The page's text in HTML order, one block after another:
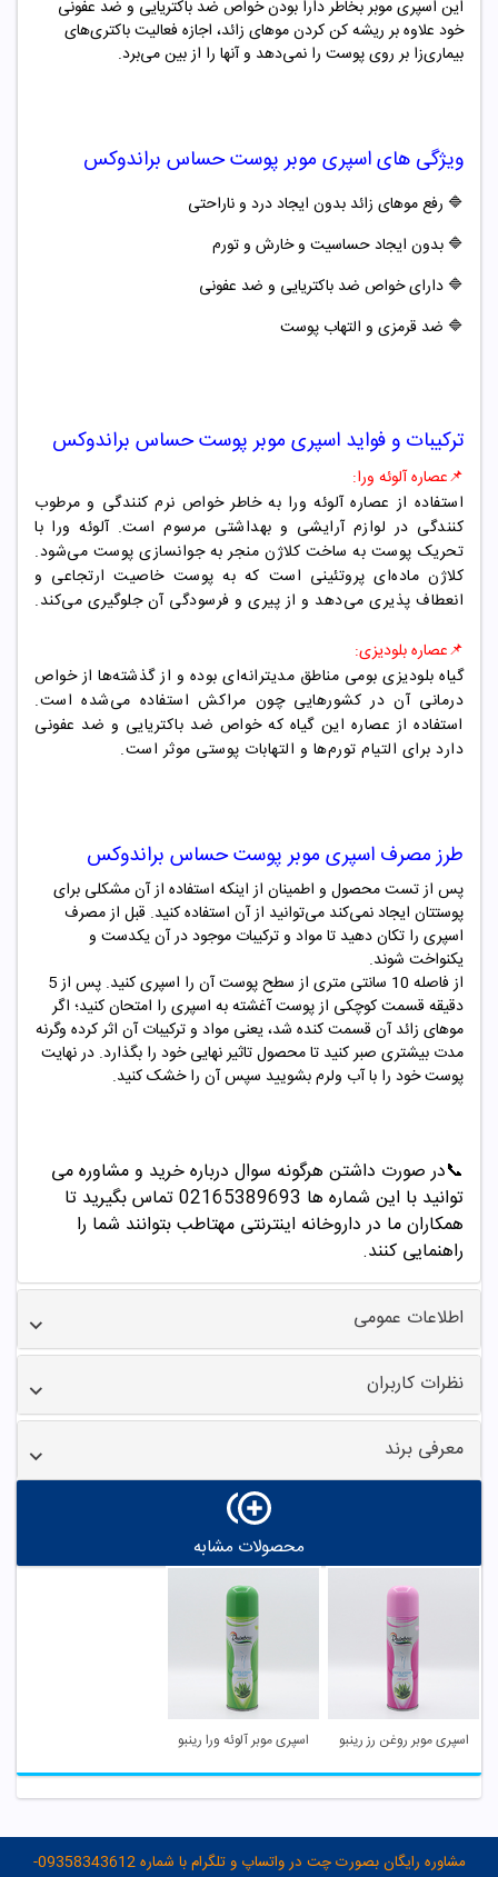
این اسپری موبر بخاطر دارا بودن خواص ضد باکتریایی و ضد عفونی
خود علاوه بر ریشه کن کردن موهای زائد، اجازه فعالیت باکتری‌های
بیماری‌زا بر روی پوست را نمی‌دهد و آنها را از بین می‌برد.
ویژگی هایاسپری موبر پوستحساس براندوکس
🔷 رفع موهای زائد بدون ایجاد درد و ناراحتی
🔷 بدون ایجاد حساسیت و خارش و تورم
🔷 دارای خواص ضد باکتریایی و ضد عفونی
🔷 ضد قرمزی و التهاب پوست
ترکیبات و فواید اسپری موبر پوستحساس براندوکس
📌عصاره آلوئه ورا:
استفاده از عصاره آلوئه ورا به خاطر خواص نرم کنندگی و مرطوب
کنندگی در لوازم آرایشی و بهداشتی مرسوم است. آلوئه ورا با
تحریک پوست به ساخت کلاژن منجر به جوانسازی پوست می‌شود.
کلاژن ماده‌ای پروتئینی است که به پوست خاصیت ارتجاعی و
انعطاف پذیری می‌دهد و از پیری و فرسودگی آن جلوگیری می‌کند.
📌عصاره بلودیزی:
گیاه بلودیزی بومی مناطق مدیترانه‌ای بوده و از گذشته‌ها از خواص
درمانی آن در کشورهایی چون مراکش استفاده می‌شده است.
استفاده از عصاره این گیاه که خواص ضد باکتریایی و ضد عفونی
دارد برای التیام تورم‌ها و التهابات پوستی موثر است.
طرز مصرف اسپری موبر پوستحساس براندوکس
پس از تست محصول و اطمینان از اینکه استفاده از آن مشکلی برای
پوستتان ایجاد نمی‌کند می‌توانید از آن استفاده کنید. قبل از مصرف
اسپری را تکان دهید تا مواد و ترکیبات موجود در آن یکدست و
یکنواخت شوند.
از فاصله 10 سانتی متری از سطح پوست آن را اسپری کنید. پس از 5
دقیقه قسمت کوچکی از پوست آغشته به اسپری را امتحان کنید؛ اگر
موهای زائد آن قسمت کنده شد، یعنی مواد و ترکیبات آن اثر کرده وگرنه
مدت بیشتری صبر کنید تا محصول تاثیر نهایی خود را بگذارد. در نهایت
پوست خود را با آب ولرم بشویید سپس آن را خشک کنید.
📞در صورت داشتن هرگونه سوال درباره خرید و مشاوره می
توانید با این شماره ها 02165389693
تماس بگیرید تا
همکاران ما در داروخانه اینترنتی مهتاطب بتوانند شما را
راهنمایی کنند.
اطلاعات عمومی
نظرات کاربران
معرفی برند
محصولات مشابه
اسپری موبر روغن رز رینبو اسپری موبر آلوئه ورا رینبو
مشاوره رایگان بصورت چت در واتساپ و تلگرام با شماره 09358343612-